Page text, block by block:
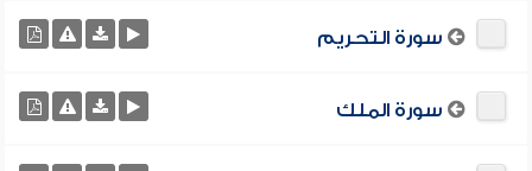
سورة التحريم
سورة الملك